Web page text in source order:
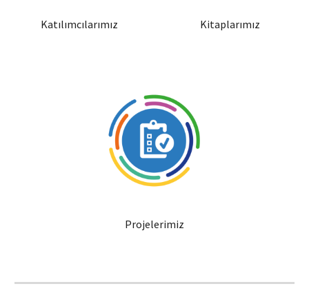
Katılımcılarımız Kitaplarımız
Projelerimiz